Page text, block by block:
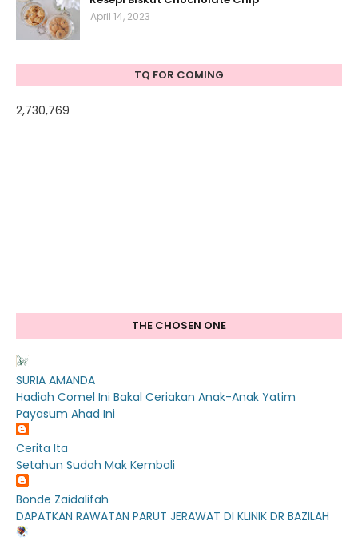
April 14, 2023
TQ FOR COMING
2,730,769
THE CHOSEN ONE
SURIA AMANDA
Hadiah Comel Ini Bakal Ceriakan Anak-Anak Yatim
Payasum Ahad Ini
Cerita Ita
Setahun Sudah Mak Kembali
Bonde Zaidalifah
DAPATKAN RAWATAN PARUT JERAWAT DI KLINIK DR BAZILAH